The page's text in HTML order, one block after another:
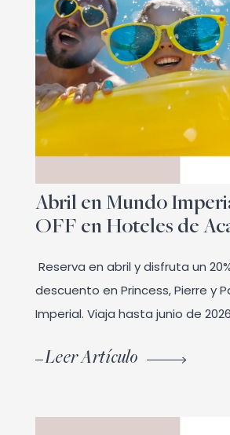
Abril en Mundo
OFF en Hoteles de
Reserva en abril y disfruta un
descuento en Princess, Pierre y
Imperial. Viaja hasta junio de
Leer Artículo